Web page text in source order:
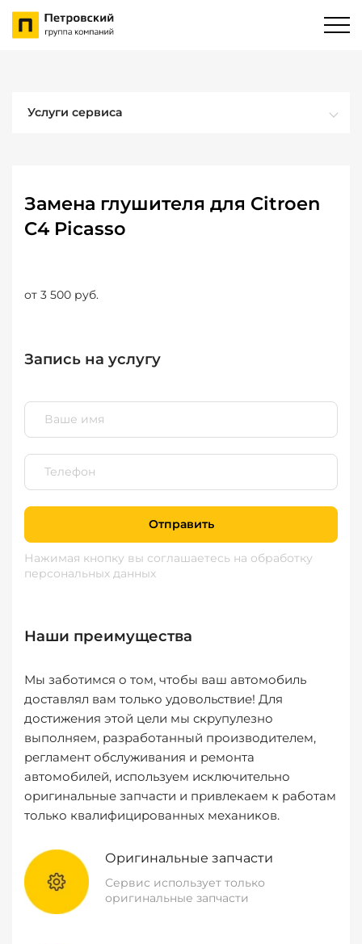
Услуги сервиса
Замена глушителя для Citroen
C4 Picasso
от 3 500 руб.
Запись на услугу
Отправить
Нажимая кнопку вы соглашаетесь на обработку
персональных данных
Наши преимущества
Мы заботимся о том, чтобы ваш автомобиль
доставлял вам только удовольствие! Для
достижения этой цели мы скрупулезно
выполняем, разработанный производителем,
регламент обслуживания и ремонта
автомобилей, используем исключительно
оригинальные запчасти и привлекаем к работам
только квалифицированных механиков.
Оригинальные запчасти
Сервис использует только
оригинальные запчасти